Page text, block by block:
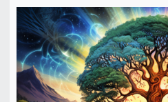
Товары недели
Безоплатная доставка
на заказ от 4 тыс. руб. со